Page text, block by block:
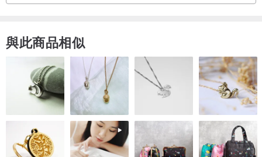
客製工藝
客製款圖文皆為鐳射列印，字體效果是黑色的，可擦洗不會掉色。
注意事項
1/ 我們提供簡單的排版以及兩次以內的免費修改，如超過兩次，需收
取額外的排版費用
2/ 客製款圖文確認完後再下單，製作週期為 3-5個工作日
與此商品相似